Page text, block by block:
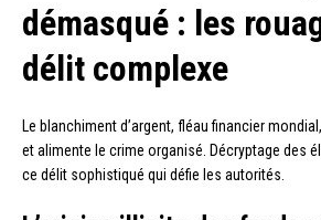
démasqué : les
délit complexe
Le blanchiment d’argent, fléau financier
et alimente le crime organisé. Décryptage des
ce délit sophistiqué qui défie les autorités.